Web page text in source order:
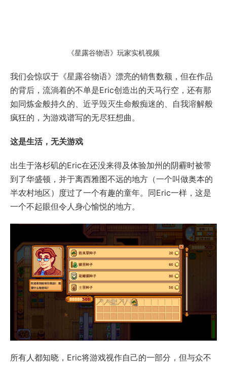
《星露谷物语》玩家实机视频
我们会惊叹于《星露谷物语》漂亮的销售数额，但在作品
的背后，流淌着的不单是Eric创造出的天马行空，还有那
如同炼金般持久的、近乎毁灭生命般痴迷的、自我溶解般
疯狂的，为游戏谱写的无尽狂想曲。
这是生活，无关游戏
出生于洛杉矶的Eric在还没来得及体验加州的阴霾时被带
到了华盛顿，并于离西雅图不远的地方（一个叫做奥本的
半农村地区）度过了一个有趣的童年。同Eric一样，这是
一个不起眼但令人身心愉悦的地方。
所有人都知晓，Eric将游戏视作自己的一部分，但与众不